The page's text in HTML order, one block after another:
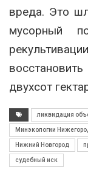
вреда. Это
мусорный
двухсот
ликвидация
Минэкологии
Нижний Новгород
судебный иск